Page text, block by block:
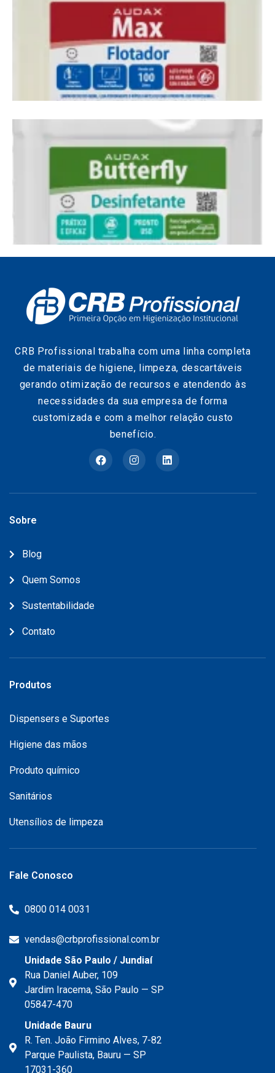
CRB Profissional trabalha com uma linha completa
de materiais de higiene, limpeza, descartáveis
gerando otimização de recursos e atendendo às
necessidades da sua empresa de forma
customizada e com a melhor relação custo
benefício.
Sobre
Blog
Quem Somos
Sustentabilidade
Contato
Produtos
Dispensers e Suportes
Higiene das mãos
Produto químico
Sanitários
Utensílios de limpeza
Fale Conosco
0800 014 0031
vendas@crbprofissional.com.br
Unidade São Paulo / Jundiaí
Rua Daniel Auber, 109
Jardim Iracema, São Paulo — SP
05847-470
Unidade Bauru
R. Ten. João Firmino Alves, 7-82
Parque Paulista, Bauru — SP
17031-360